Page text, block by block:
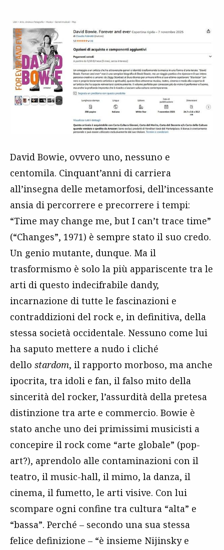
David Bowie, ovvero uno, nessuno e
centomila. Cinquant’anni di carriera
all’insegna delle metamorfosi, dell’incessante
ansia di percorrere e precorrere i tempi:
“Time may change me, but I can’t trace time”
(“Changes”, 1971) è sempre stato il suo credo.
Un genio mutante, dunque. Ma il
trasformismo è solo la più appariscente tra le
arti di questo indecifrabile dandy,
incarnazione di tutte le fascinazioni e
contraddizioni del rock e, in definitiva, della
stessa società occidentale. Nessuno come lui
ha saputo mettere a nudo i cliché
dello stardom, il rapporto morboso, ma anche
ipocrita, tra idoli e fan, il falso mito della
sincerità del rocker, l’assurdità della pretesa
distinzione tra arte e commercio. Bowie è
stato anche uno dei primissimi musicisti a
concepire il rock come “arte globale” (pop-
art?), aprendolo alle contaminazioni con il
teatro, il music-hall, il mimo, la danza, il
cinema, il fumetto, le arti visive. Con lui
scompare ogni confine tra cultura “alta” e
“bassa”. Perché – secondo una sua stessa
felice definizione – “è insieme Nijinsky e